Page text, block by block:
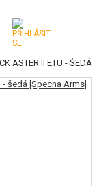
ASTER II ETU - ŠEDÁ